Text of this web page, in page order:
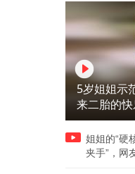
5岁姐姐示
来二胎的
姐姐的“硬
夹手”，网